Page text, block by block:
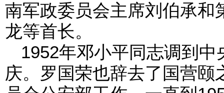
南军政委员会主席刘伯承和
龙等首长。
1952年邓小平同志调到
庆。罗国荣也辞去了国营